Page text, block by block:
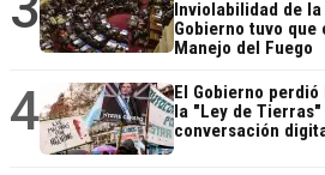
Inviolabilidad de
Gobierno tuvo que
Manejo del Fuego
4
El Gobierno
la "Ley de
conversación